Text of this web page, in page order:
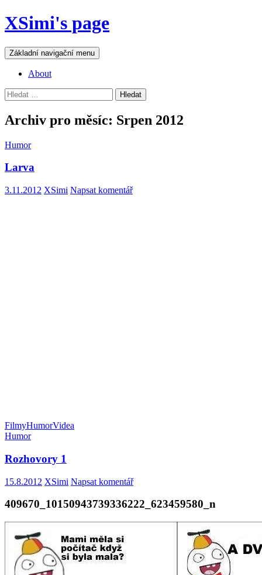
Přejít
k
webu
XSimi's page
Hledat
Základní navigační menu
About
Vyhledávání
Archiv pro měsíc: Srpen 2012
Humor
Larva
3.11.2012 XSimi Napsat komentář
FilmyHumorVidea
Humor
Rozhovory 1
15.8.2012 XSimi Napsat komentář
409670_10150943739336222_623459580_n